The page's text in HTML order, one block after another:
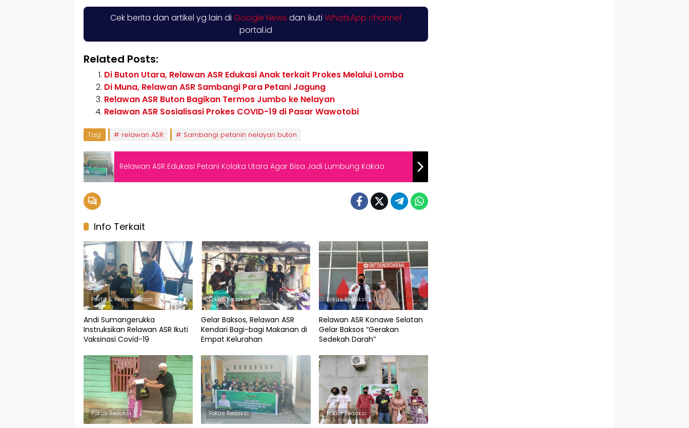
Cek berita dan artikel yg lain di Google News dan ikuti WhatsApp channel
portal.id
Related Posts:
Di Buton Utara, Relawan ASR Edukasi Anak terkait Prokes Melalui Lomba
Di Muna, Relawan ASR Sambangi Para Petani Jagung
Relawan ASR Buton Bagikan Termos Jumbo ke Nelayan
Relawan ASR Sosialisasi Prokes COVID-19 di Pasar Wawotobi
Tag: relawan ASR Sambangi petanin nelayan buton
Relawan ASR Edukasi Petani Kolaka Utara Agar Bisa Jadi Lumbung Kakao
Info Terkait
Politik & Pemerintahan
Andi Sumangerukka
Instruksikan Relawan ASR Ikuti
Vaksinasi Covid-19
Fokus Redaksi
Gelar Baksos, Relawan ASR
Kendari Bagi-bagi Makanan di
Empat Kelurahan
Fokus Redaksi
Relawan ASR Konawe Selatan
Gelar Baksos “Gerakan
Sedekah Darah”
Fokus Redaksi Fokus Redaksi Fokus Redaksi